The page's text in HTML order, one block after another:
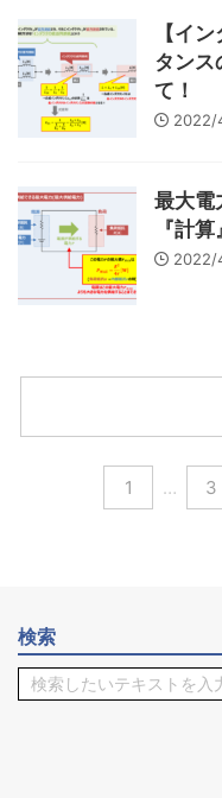
【イ
タンス
て！
2022/
最大電
『計算
2022/
1 … 3
検索